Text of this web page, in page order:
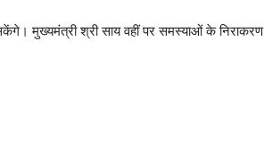
मुख्यमंत्री श्री साय वहीं पर समस्याओं के निराकरण